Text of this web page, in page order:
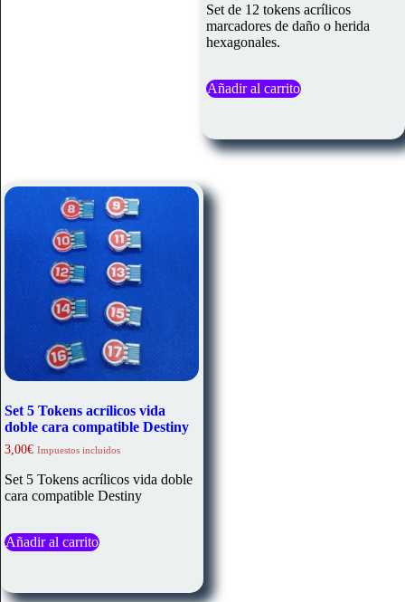
Set de 12 tokens acrílicos
marcadores de daño o herida
hexagonales.
Añadir al carrito
Set 5 Tokens acrílicos vida
doble cara compatible Destiny
3,00€ Impuestos incluidos
Set 5 Tokens acrílicos vida doble
cara compatible Destiny
Añadir al carrito